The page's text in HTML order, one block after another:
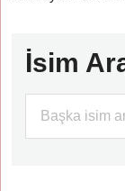
İsim